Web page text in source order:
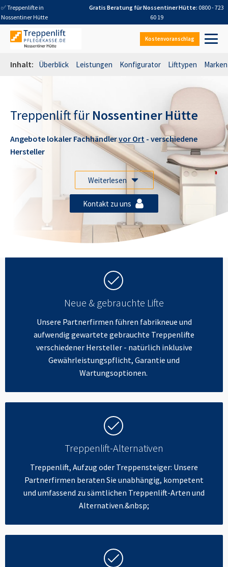
✅ Treppenlifte in
Nossentiner Hütte
Gratis Beratung fürNossentiner Hütte: 0800 - 723
60 19
Kostenvoranschlag
Inhalt: Überblick Leistungen Konfigurator Lifttypen Marken
Treppenlift für Nossentiner Hütte
Angebote lokaler Fachhändlervor Ort - verschiedene
Hersteller
Weiterlesen
Kontakt zu uns
Neue & gebrauchte Lifte
Unsere Partnerfirmen führen fabrikneue und
aufwendig gewartete gebrauchte Treppenlifte
verschiedener Hersteller - natürlich inklusive
Gewährleistungspflicht, Garantie und
Wartungsoptionen.
Treppenlift-Alternativen
Treppenlift, Aufzug oder Treppensteiger: Unsere
Partnerfirmen beraten Sie unabhängig, kompetent
und umfassend zu sämtlichen Treppenlift-Arten und
Alternativen.&nbsp;